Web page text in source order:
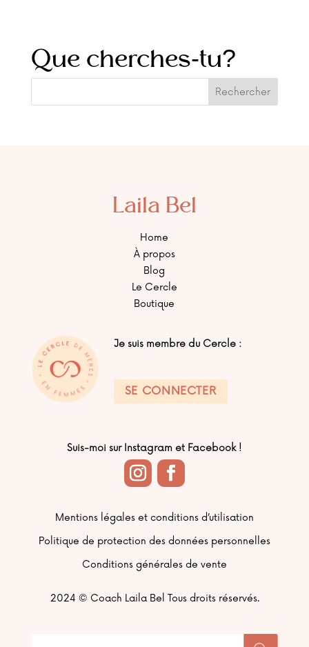
Que cherches-tu?
Laila Bel
Home
À propos
Blog
Le Cercle
Boutique
Je suis membre du Cercle :
SE CONNECTER
Suis-moi sur Instagram et Facebook !
Mentions légales et conditions d’utilisation
Politique de protection des données personnelles
Conditions générales de vente
2024 © Coach Laila Bel Tous droits réservés.